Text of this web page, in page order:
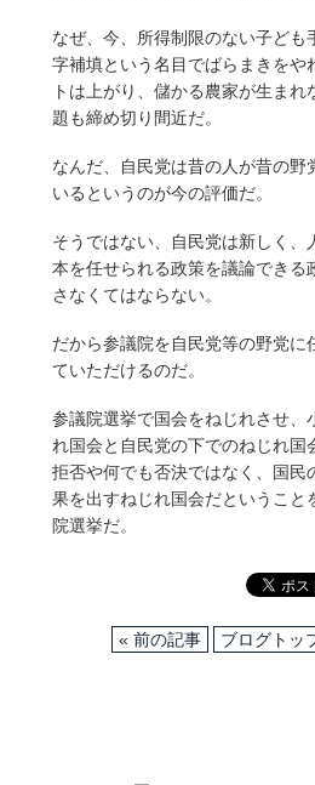
なぜ、今、所得制限のない子ども
字補填という名目でばらまきをや
トは上がり、儲かる農家が生まれ
題も締め切り間近だ。
なんだ、自民党は昔の人が昔の野
いるというのが今の評価だ。
そうではない、自民党は新しく、
本を任せられる政策を議論できる
さなくてはならない。
だから参議院を自民党等の野党に
ていただけるのだ。
参議院選挙で国会をねじれさせ、
れ国会と自民党の下でのねじれ国
拒否や何でも否決ではなく、国民
果を出すねじれ国会だということ
院選挙だ。
« 前の記事 ブログトッ